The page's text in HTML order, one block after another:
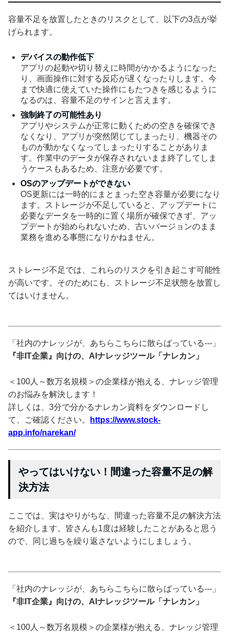
容量不足を放置したときのリスクとして、以下の3点が挙
げられます。
デバイスの動作低下
アプリの起動や切り替えに時間がかかるようになった
り、画面操作に対する反応が遅くなったりします。今
まで快適に使えていた操作にもたつきを感じるように
なるのは、容量不足のサインと言えます。
強制終了の可能性あり
アプリやシステムが正常に動くための空きを確保でき
なくなり、アプリが突然閉じてしまったり、機器その
ものが動かなくなってしまったりすることがありま
す。作業中のデータが保存されないまま終了してしま
うケースもあるため、注意が必要です。
OSのアップデートができない
OS更新には一時的にまとまった空き容量が必要になり
ます。ストレージが不足していると、アップデートに
必要なデータを一時的に置く場所が確保できず、アッ
プデートが始められないため、古いバージョンのまま
業務を進める事態になりかねません。
ストレージ不足では、これらのリスクを引き起こす可能性
が高いです。そのためにも、ストレージ不足状態を放置し
てはいけません。
「社内のナレッジが、あちらこちらに散らばっている---」
『非IT企業』向けの、AIナレッジツール「ナレカン」
＜100人～数万名規模＞の企業様が抱える、ナレッジ管理
のお悩みを解決します！
詳しくは、3分で分かるナレカン資料をダウンロードし
て、ご確認ください。
https://www.stock-
app.info/narekan/
やってはいけない！間違った容量不足の解
決方法
ここでは、実はやりがちな、間違った容量不足の解決方法
を紹介します。皆さんも1度は経験したことがあると思う
ので、同じ過ちを繰り返さないようにしましょう。
「社内のナレッジが、あちらこちらに散らばっている---」
『非IT企業』向けの、AIナレッジツール「ナレカン」
＜100人～数万名規模＞の企業様が抱える、ナレッジ管理